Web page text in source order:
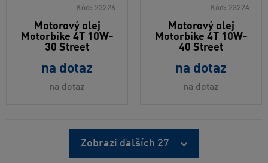
Kód: 23226
Motorový olej
Motorbike 4T 10W-
30 Street
na dotaz
na dotaz
Kód: 23224
Motorový olej
Motorbike 4T 10W-
40 Street
na dotaz
na dotaz
Zobrazi ďalších 27